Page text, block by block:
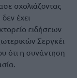
σχολιάζοντας
έχει
ειδήσεων
Σεργκέι
ότι η συνάντηση